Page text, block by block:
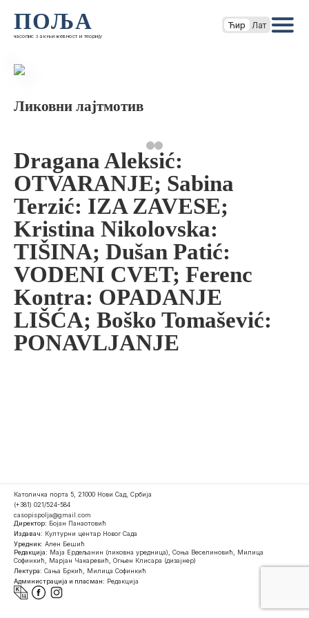
ПОЉА
часопис за књижевност и теорију
Ћир Лат
Ликовни лајтмотив
Dragana Aleksić:
OTVARANJE; Sabina
Terzić: IZA ZAVESE;
Kristina Nikolovska:
TIŠINA; Dušan Patić:
VODENI CVET; Ferenc
Kontra: OPADANJE
LIŠĆA; Boško Tomašević:
PONAVLJANJE
Католичка порта 5, 21000 Нови Сад, Србија
(+381) 021/524-584
casopispolja@gmail.com
Директор: Бојан Панаотовић
Издавач: Културни центар Новог Сада
Уредник: Ален Бешић
Редакција: Маја Ердељанин (ликовна уредница), Соња Веселиновић, Милица
Софинкић, Марјан Чакаревић, Огњен Клисара (дизајнер)
Лектура: Сања Бркић, Милица Софинкић
Администрација и пласман: Редакција